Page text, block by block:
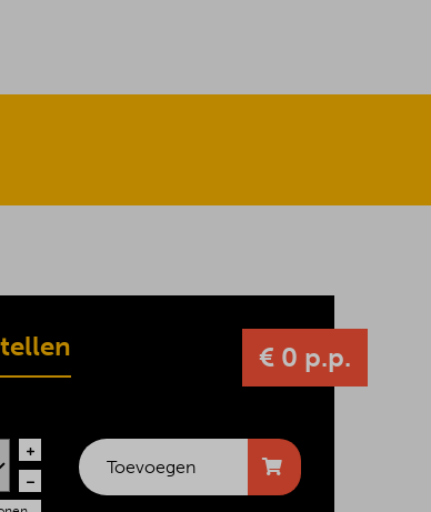
€ 0 p.p.
Toevoegen